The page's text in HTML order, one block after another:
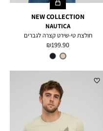
NEW COLLECTION
NAUTICA
חולצת טי-שירט קצרה לגברים
מחיר
מוצר
199.90 ₪
צבע
TAUPE